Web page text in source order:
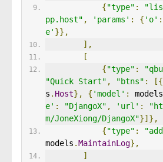
{"type" :
pp.host" , 'params' : { 'o' :
e' }},
],
[
{"type" :
"Quick Start" , "btns" : [{
s . Host}, { 'model' : models
e' : "DjangoX" , 'url' :
m/JoneXiong/DjangoX"}]},
{"type" :
models .MaintainLog},
]